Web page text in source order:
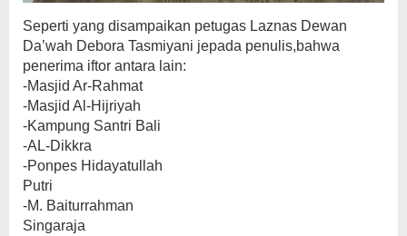
Seperti yang disampaikan petugas Laznas Dewan
Da’wah Debora Tasmiyani jepada penulis,bahwa
penerima iftor antara lain:
-Masjid Ar-Rahmat
-Masjid Al-Hijriyah
-Kampung Santri Bali
-AL-Dikkra
-Ponpes Hidayatullah
Putri
-M. Baiturrahman
Singaraja